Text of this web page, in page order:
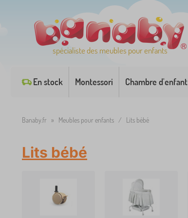
spécialiste des meubles pour enfants
En stock Montessori Chambre d'enfant
Banaby.fr » Meubles pour enfants / Lits bébé
Lits bébé